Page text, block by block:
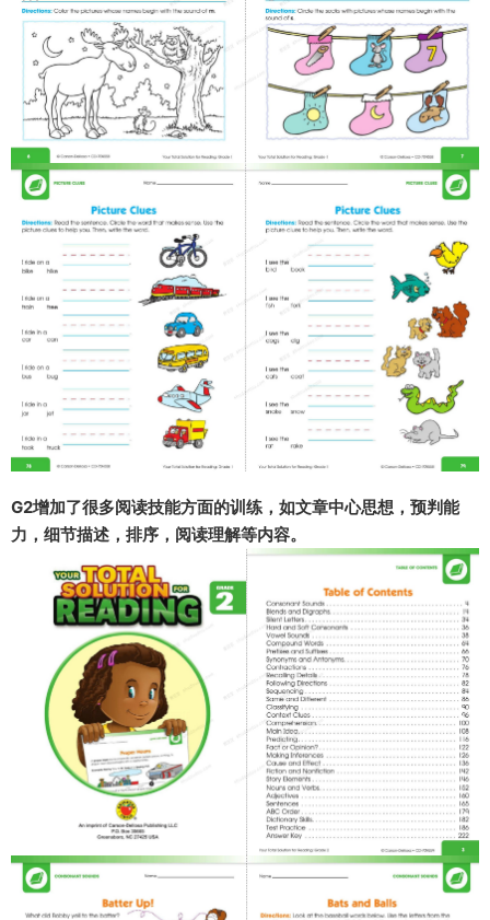
G2增加了很多阅读技能方面的训练，如文章中心思想，预判能
力，细节描述，排序，阅读理解等内容。